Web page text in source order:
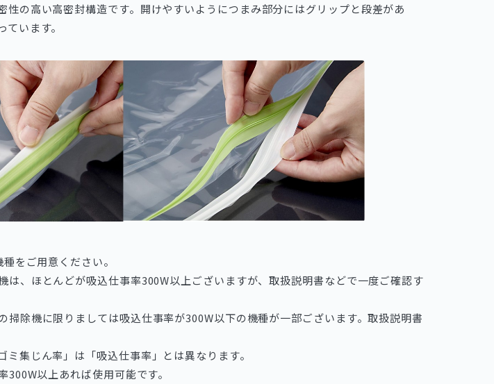
性の高い高密封構造です。開けやすいようにつまみ部分にはグリップと段差があ
います。
をご用意ください。
、ほとんどが吸込仕事率300W以上ございますが、取扱説明書などで一度ご確認す
除機に限りましては吸込仕事率が300W以下の機種が一部ございます。取扱説明書
集じん率」は「吸込仕事率」とは異なります。
以上あれば使用可能です。